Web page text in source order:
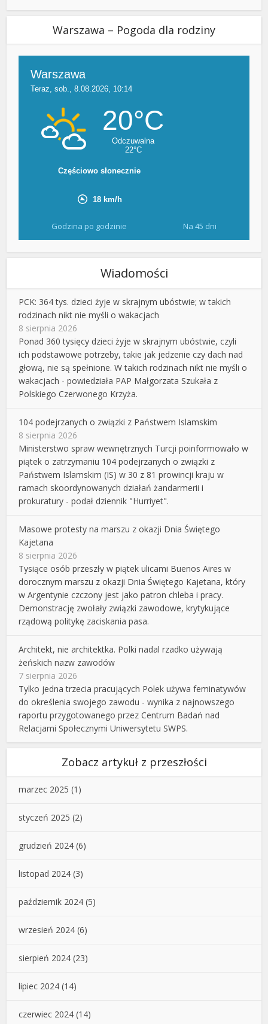
Warszawa – Pogoda dla rodziny
Godzina po godzinie Na 45 dni
Wiadomości
PCK: 364 tys. dzieci żyje w skrajnym ubóstwie; w takich
rodzinach nikt nie myśli o wakacjach
8 sierpnia 2026
Ponad 360 tysięcy dzieci żyje w skrajnym ubóstwie, czyli
ich podstawowe potrzeby, takie jak jedzenie czy dach nad
głową, nie są spełnione. W takich rodzinach nikt nie myśli o
wakacjach - powiedziała PAP Małgorzata Szukała z
Polskiego Czerwonego Krzyża.
104 podejrzanych o związki z Państwem Islamskim
8 sierpnia 2026
Ministerstwo spraw wewnętrznych Turcji poinformowało w
piątek o zatrzymaniu 104 podejrzanych o związki z
Państwem Islamskim (IS) w 30 z 81 prowincji kraju w
ramach skoordynowanych działań żandarmerii i
prokuratury - podał dziennik "Hurriyet".
Masowe protesty na marszu z okazji Dnia Świętego
Kajetana
8 sierpnia 2026
Tysiące osób przeszły w piątek ulicami Buenos Aires w
dorocznym marszu z okazji Dnia Świętego Kajetana, który
w Argentynie czczony jest jako patron chleba i pracy.
Demonstrację zwołały związki zawodowe, krytykujące
rządową politykę zaciskania pasa.
Architekt, nie architektka. Polki nadal rzadko używają
żeńskich nazw zawodów
7 sierpnia 2026
Tylko jedna trzecia pracujących Polek używa feminatywów
do określenia swojego zawodu - wynika z najnowszego
raportu przygotowanego przez Centrum Badań nad
Relacjami Społecznymi Uniwersytetu SWPS.
Zobacz artykuł z przeszłości
marzec 2025 (1)
styczeń 2025 (2)
grudzień 2024 (6)
listopad 2024 (3)
październik 2024 (5)
wrzesień 2024 (6)
sierpień 2024 (23)
lipiec 2024 (14)
czerwiec 2024 (14)